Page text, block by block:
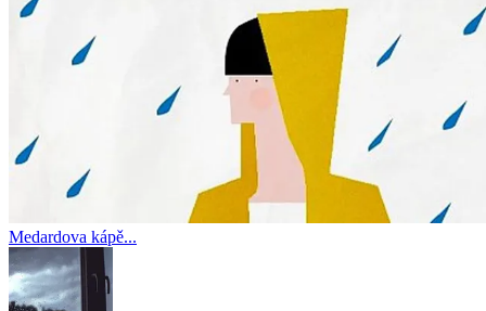
Medardova kápě...